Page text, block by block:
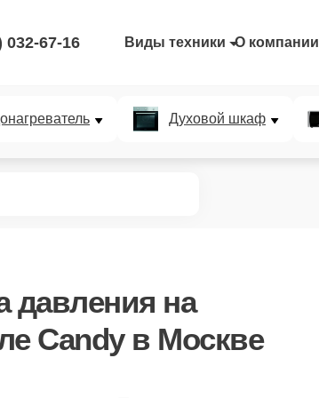
032-67-16 Виды техники О компании
Духовой шкаф
давления на
Candy в Москве